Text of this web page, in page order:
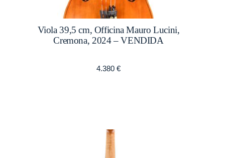
Viola 39,5 cm, Officina Mauro Lucini,
Cremona, 2024 – VENDIDA
4.380 €